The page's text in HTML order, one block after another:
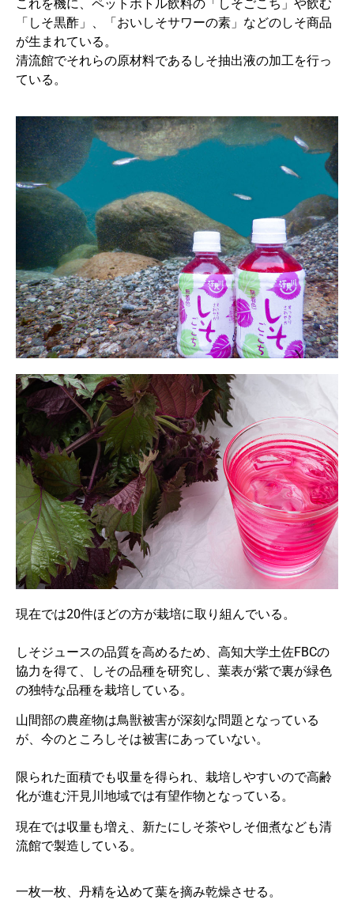
これを機に、ペットボトル飲料の「しそごこち」や飲む
「しそ黒酢」、「おいしそサワーの素」などのしそ商品
が生まれている。
清流館でそれらの原材料であるしそ抽出液の加工を行っ
ている。
現在では20件ほどの方が栽培に取り組んでいる。
しそジュースの品質を高めるため、高知大学土佐FBCの
協力を得て、しその品種を研究し、葉表が紫で裏が緑色
の独特な品種を栽培している。
山間部の農産物は鳥獣被害が深刻な問題となっている
が、今のところしそは被害にあっていない。
限られた面積でも収量を得られ、栽培しやすいので高齢
化が進む汗見川地域では有望作物となっている。
現在では収量も増え、新たにしそ茶やしそ佃煮なども清
流館で製造している。
一枚一枚、丹精を込めて葉を摘み乾燥させる。